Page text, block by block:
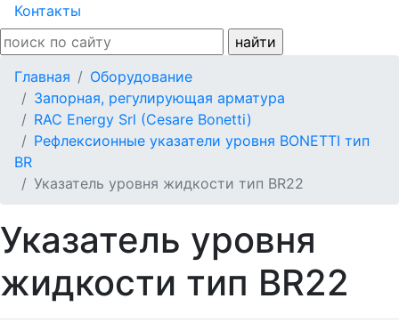
Контакты
Главная
Оборудование
Запорная, регулирующая арматура
RAC Energy Srl (Cesare Bonetti)
Рефлексионные указатели уровня BONETTI тип
BR
Указатель уровня жидкости тип BR22
Указатель уровня
жидкости тип BR22